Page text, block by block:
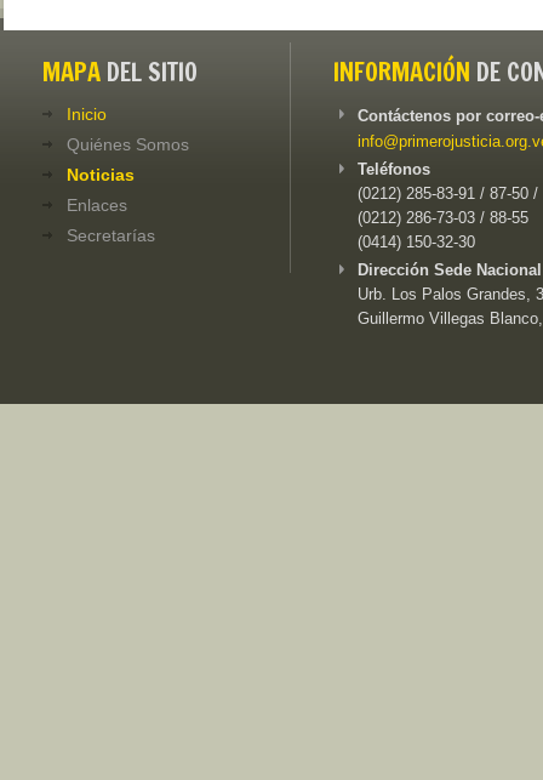
MAPA DEL SITIO
Inicio
Quiénes Somos
Noticias
Enlaces
Secretarías
INFORMACIÓN DE
Contáctenos por
Teléfonos
(0212) 285-83-91 / 87-50 /
(0212) 286-73-03 / 88-55
(0414) 150-32-30
Dirección Sede
Urb. Los Palos Grandes,
Guillermo Villegas